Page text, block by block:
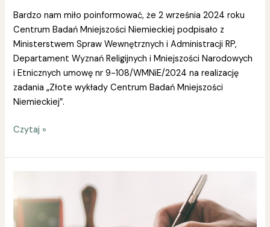
Bardzo nam miło poinformować, że 2 września 2024 roku
Centrum Badań Mniejszości Niemieckiej podpisało z
Ministerstwem Spraw Wewnętrznych i Administracji RP,
Departament Wyznań Religijnych i Mniejszości Narodowych
i Etnicznych umowę nr 9-108/WMNiE/2024 na realizację
zadania „Złote wykłady Centrum Badań Mniejszości
Niemieckiej”.
Czytaj »
umowy
z